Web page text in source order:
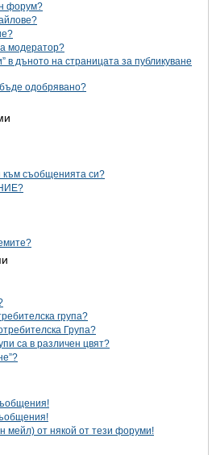
форум?
модератор?
в дъното на страницата за публикуване
одобрявано?
към съобщенията си?
група?
Група?
са в различен цвят?
мейл) от някой от тези форуми!